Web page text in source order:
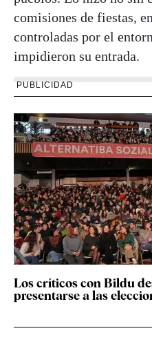
comisiones de fiestas,
controladas por el
impidieron su entrada.
PUBLICIDAD
Los críticos con Bildu
presentarse a las